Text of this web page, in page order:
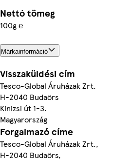
Nettó tömeg
100g ℮
Márkainformáció
Visszaküldési cím
Tesco-Global Áruházak Zrt.
H-2040 Budaörs
Kinizsi út 1-3.
Magyarország
Forgalmazó címe
Tesco-Global Áruházak Zrt.,
H-2040 Budaörs,